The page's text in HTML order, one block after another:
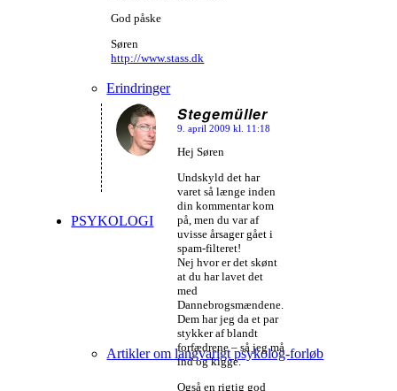
Erindringer
PSYKOLOGI
Artikler om langvarigt psykolog-forløb
God påske
Søren
http://www.stass.dk
Stegemüller
siger:
9. april 2009 kl. 11:18
Hej Søren
Undskyld det har
varet så længe inden
din kommentar kom
på, men du var af
uvisse årsager gået i
spam-filteret!
Nej hvor er det skønt
at du har lavet det
med
Dannebrogsmændene.
Dem har jeg da et par
stykker af blandt
forfædrene – så jeg må
ind og kigge.
Også en rigtig god